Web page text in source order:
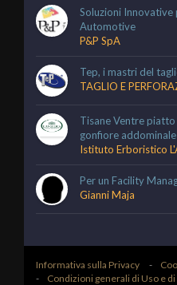
Soluzioni Innovative
Automotive
P&P SpA
Tep, i mastri del
TAGLIO E
Tisane Ventre
gonfiore addominale
Istituto Erboristico
Per un Facility
Gianni Maja
Informativa sulla Privacy
Condizioni generali di Uso e di